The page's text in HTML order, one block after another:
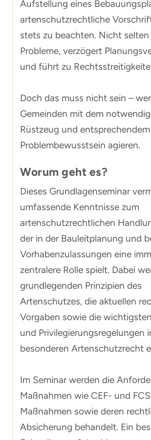
Aufstellung eines
artenschutzrechtliche
stets zu beachten. Nicht
Probleme, verzögert
und führt zu
Doch das muss nicht sein –
Gemeinden mit dem
Rüstzeug und entsprechendem
Problembewusstsein agieren.
Worum geht es?
Dieses Grundlagenseminar
umfassende Kenntnisse zum
artenschutzrechtlichen
der in der Bauleitplanung und
Vorhabenzulassungen eine
zentralere Rolle spielt. Dabei
grundlegenden Prinzipien des
Artenschutzes, die aktuellen
Vorgaben sowie die
und Privilegierungsregelungen
besonderen Artenschutzrecht
Im Seminar werden die
Maßnahmen wie CEF- und
Maßnahmen sowie deren
Absicherung behandelt. Ein